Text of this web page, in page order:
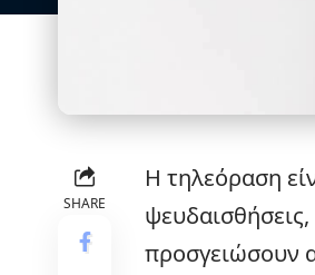
SHARE
Η τηλεόραση
ψευδαισθήσεις,
προσγειώσουν